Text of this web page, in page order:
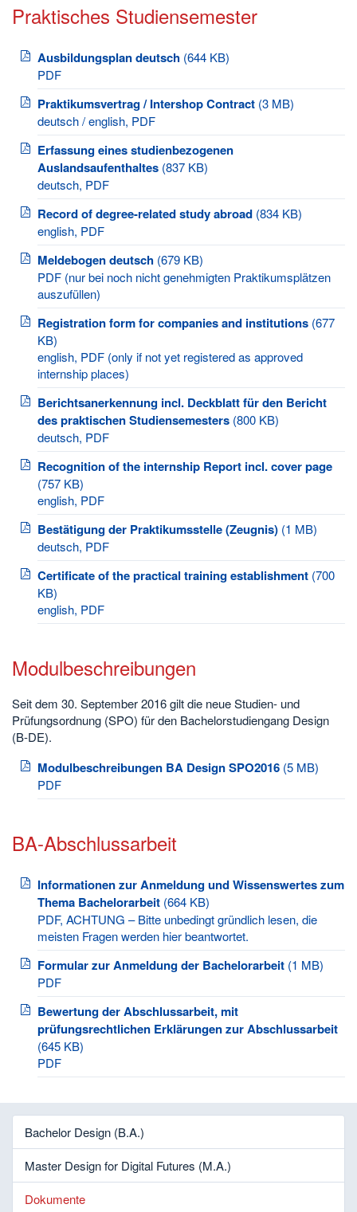
Praktisches Studiensemester
Ausbildungsplan deutsch (644 KB)
PDF
Praktikumsvertrag / Intershop Contract (3 MB)
deutsch / english, PDF
Erfassung eines studienbezogenen
Auslandsaufenthaltes (837 KB)
deutsch, PDF
Record of degree-related study abroad (834 KB)
english, PDF
Meldebogen deutsch (679 KB)
PDF (nur bei noch nicht genehmigten Praktikumsplätzen
auszufüllen)
Registration form for companies and institutions (677
KB)
english, PDF (only if not yet registered as approved
internship places)
Berichtsanerkennung incl. Deckblatt für den Bericht
des praktischen Studiensemesters (800 KB)
deutsch, PDF
Recognition of the internship Report incl. cover page
(757 KB)
english, PDF
Bestätigung der Praktikumsstelle (Zeugnis) (1 MB)
deutsch, PDF
Certificate of the practical training establishment (700
KB)
english, PDF
Modulbeschreibungen
Seit dem 30. September 2016 gilt die neue Studien- und
Prüfungsordnung (SPO) für den Bachelorstudiengang Design
(B-DE).
Modulbeschreibungen BA Design SPO2016 (5 MB)
PDF
BA-Abschlussarbeit
Informationen zur Anmeldung und Wissenswertes zum
Thema Bachelorarbeit (664 KB)
PDF, ACHTUNG – Bitte unbedingt gründlich lesen, die
meisten Fragen werden hier beantwortet.
Formular zur Anmeldung der Bachelorarbeit (1 MB)
PDF
Bewertung der Abschlussarbeit, mit
prüfungsrechtlichen Erklärungen zur Abschlussarbeit
(645 KB)
PDF
Bachelor Design (B.A.)
Master Design for Digital Futures (M.A.)
Dokumente